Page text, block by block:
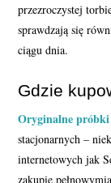
przezroczystej
sprawdzają się
ciągu dnia.
Gdzie
Oryginalne
stacjonarnych –
internetowych jak
zakupie